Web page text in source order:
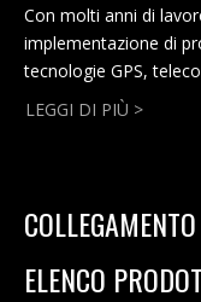
Con molti anni di
implementazione di
tecnologie GPS,
LEGGI DI PIÙ >
ELENCO